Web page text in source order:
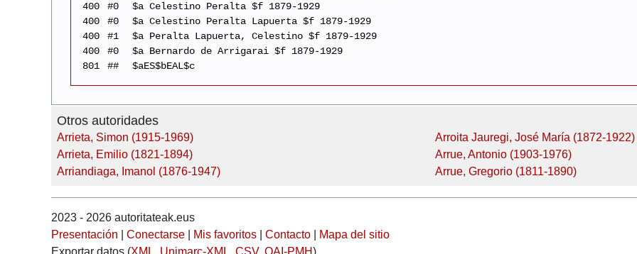
400
#0
$a Celestino Peralta $f 1879-1929
400
#0
$a Celestino Peralta Lapuerta $f 1879-1929
400
#1
$a Peralta Lapuerta, Celestino $f 1879-1929
400
#0
$a Bernardo de Arrigarai $f 1879-1929
801
## $aES$bEAL$c
Otros autoridades
Arrieta, Simon (1915-1969)
Arrieta, Emilio (1821-1894)
Arriandiaga, Imanol (1876-1947)
Arroita Jauregi, José María (1872-1922)
Arrue, Antonio (1903-1976)
Arrue, Gregorio (1811-1890)
2023 - 2026 autoritateak.eus
Presentación
Conectarse Mis favoritos Contacto
Mapa del sitio